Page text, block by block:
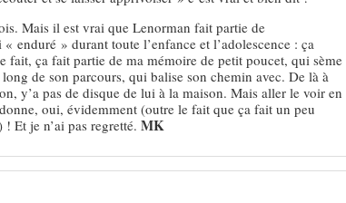
Mais il est vrai que Lenorman fait partie de
enduré » durant toute l’enfance et l’adolescence : ça
fait, ça fait partie de ma mémoire de petit poucet, qui sème
de son parcours, qui balise son chemin avec. De là à
y’a pas de disque de lui à la maison. Mais aller le voir en
oui, évidemment (outre le fait que ça fait un peu
Et je n’ai pas regretté. MK